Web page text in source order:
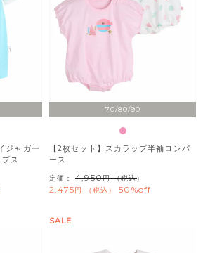
ジャガー
ス
70/80/90
【2枚セット】スカラップ半袖ロンパ
ース
定価： 4,950 （税込）
2,475 税込 50%off
SALE